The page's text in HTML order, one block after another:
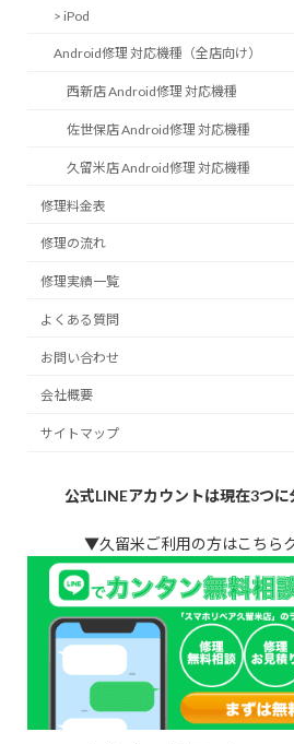
> iPod
Android修理 対応機種（全店向け）
西新店 Android修理 対応機種
佐世保店 Android修理 対応機種
久留米店 Android修理 対応機種
修理料金表
修理の流れ
修理実績一覧
よくある質問
お問い合わせ
会社概要
サイトマップ
公式LINEアカウントは現在3つに
▼久留米ご利用の方はこちら